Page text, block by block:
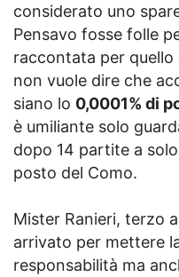
considerato uno
Pensavo fosse folle
raccontata per quello
non vuole dire che
siano lo 0,0001% di
è umiliante solo
dopo 14 partite a
posto del Como.
Mister Ranieri, terzo
arrivato per mettere
responsabilità ma